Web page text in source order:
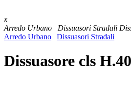
x
Arredo Urbano | Dissuasori Stradali
Arredo Urbano | Dissuasori Stradali
Dissuasore cls H.40